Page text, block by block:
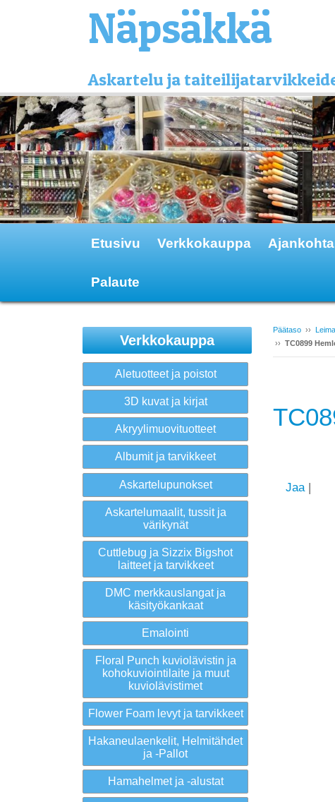
Näpsäkkä
Askartelu ja
Etusivu Verkkokauppa
Palaute
Päätaso ››
›› TC0899
Jaa |
Verkkokauppa
Aletuotteet ja poistot
3D kuvat ja kirjat
Akryylimuovituotteet
Albumit ja tarvikkeet
Askartelupunokset
Askartelumaalit, tussit ja
värikynät
Cuttlebug ja Sizzix Bigshot
laitteet ja tarvikkeet
DMC merkkauslangat ja
käsityökankaat
Emalointi
Floral Punch kuviolävistin ja
kohokuviointilaite ja muut
kuviolävistimet
Flower Foam levyt ja tarvikkeet
Hakaneulaenkelit, Helmitähdet
ja -Pallot
Hamahelmet ja -alustat